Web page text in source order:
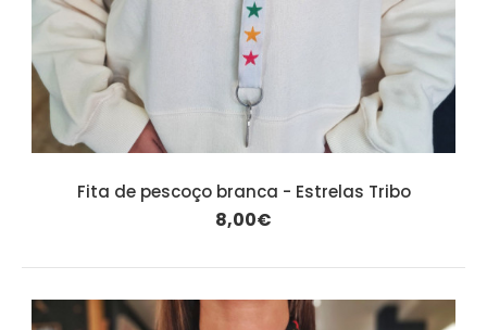
Fita de pescoço branca - Estrelas Tribo
8,00€